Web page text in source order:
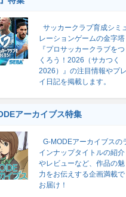
サッカークラブ育成シミ
レーションゲームの金字塔
『プロサッカークラブをつ
くろう！2026（サカつく
2026）』の注目情報やプレ
イ日記を掲載します。
アーカイブス特集
G-MODEアーカイブスの
インナップタイトルの紹介
やレビューなど、作品の魅
力をお伝えする企画満載で
お届け！